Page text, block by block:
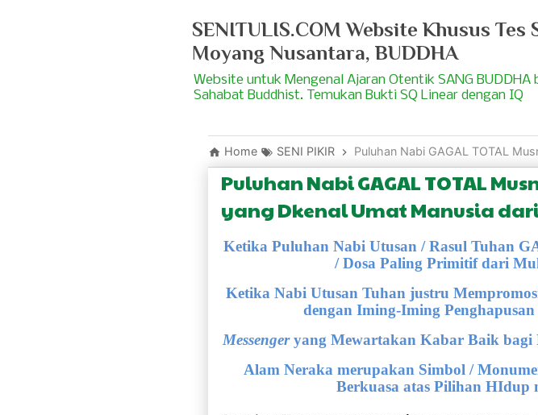
SENITULIS.COM Website Khusus
Moyang Nusantara, BUDDHA
Website untuk Mengenal Ajaran Otentik SANG
Sahabat Buddhist. Temukan Bukti SQ Linear dengan IQ
Home SENI PIKIR Puluhan Nabi GAGAL TOTAL
Puluhan Nabi GAGAL TOTAL
yang Dkenal Umat Manusia
Ketika Puluhan Nabi Utusan / Rasul Tuhan
/ Dosa Paling Primitif dari
Ketika Nabi Utusan Tuhan justru
dengan Iming-Iming
Messengeryang Mewartakan Kabar Baik
Alam Neraka merupakan Simbol /
Berkuasa atas Pilihan